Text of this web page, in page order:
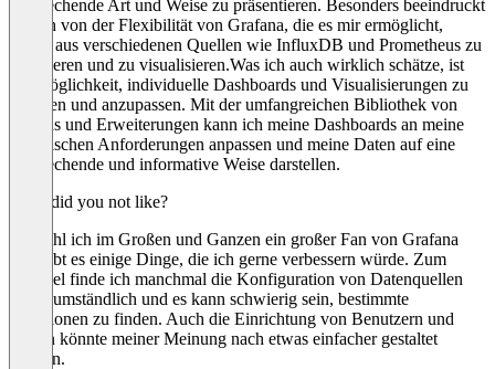
ansprechende Art und Weise zu präsentieren. Besonders beeindruckt
bin ich von der Flexibilität von Grafana, die es mir ermöglicht,
Daten aus verschiedenen Quellen wie InfluxDB und Prometheus zu
integrieren und zu visualisieren.Was ich auch wirklich schätze, ist
die Möglichkeit, individuelle Dashboards und Visualisierungen zu
erstellen und anzupassen. Mit der umfangreichen Bibliothek von
Plugins und Erweiterungen kann ich meine Dashboards an meine
spezifischen Anforderungen anpassen und meine Daten auf eine
ansprechende und informative Weise darstellen.
What did you not like?
Obwohl ich im Großen und Ganzen ein großer Fan von Grafana
bin, gibt es einige Dinge, die ich gerne verbessern würde. Zum
Beispiel finde ich manchmal die Konfiguration von Datenquellen
etwas umständlich und es kann schwierig sein, bestimmte
Funktionen zu finden. Auch die Einrichtung von Benutzern und
Rollen könnte meiner Meinung nach etwas einfacher gestaltet
werden.